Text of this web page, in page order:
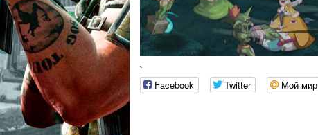
`
Facebook Twitter Мой мир